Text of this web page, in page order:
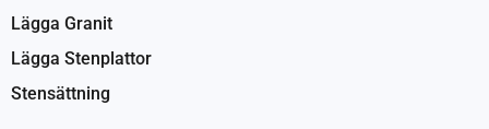
Lägga Granit
Lägga Stenplattor
Stensättning